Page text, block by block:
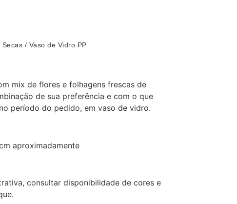
Secas / Vaso de Vidro PP
mix de flores e folhagens frescas de
de sua preferência e com o que
período do pedido, em vaso de vidro.
aproximadamente
consultar disponibilidade de cores e